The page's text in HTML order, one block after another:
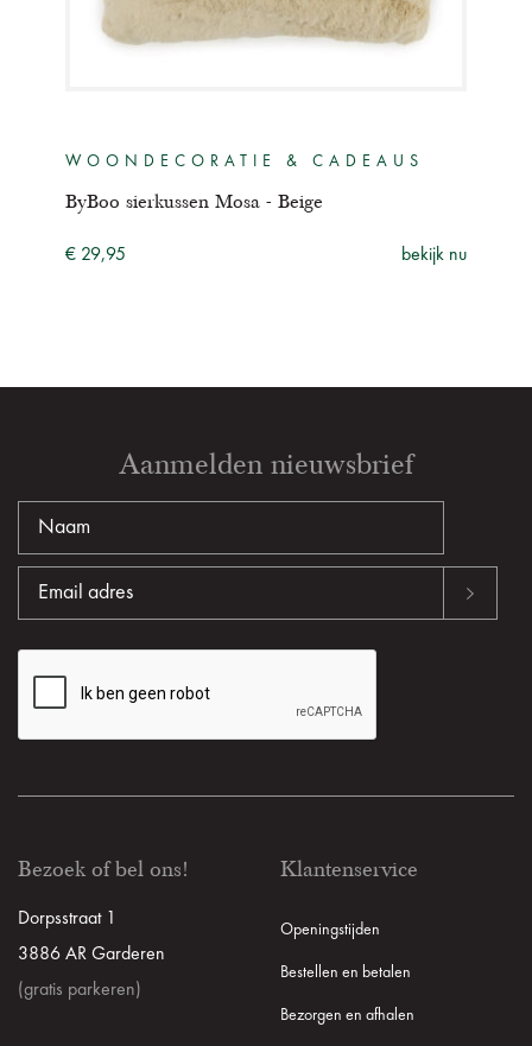
WOONDECORATIE & CADEAUS
ByBoo sierkussen Mosa - Beige
€ 29,95 bekijk nu
Aanmelden nieuwsbrief
Bezoek of bel ons!
Dorpsstraat 1
3886 AR Garderen
(gratis parkeren)
Klantenservice
Openingstijden
Bestellen en betalen
Bezorgen en afhalen